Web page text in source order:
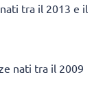
tra il 2013 e il
nati tra il 2009